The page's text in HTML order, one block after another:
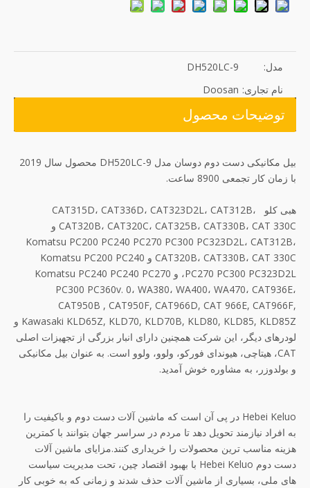
مدل:
DH520LC-9
نام تجاری: Doosan
توضیحات محصول
بیل مکانیکی دست دوم دوسان مدل DH520LC-9 محصول سال 2019
با زمان کار تجمعی 8900 ساعت.
هبی کلو CAT315D، CAT336D، CAT323D2L، CAT312B،
CAT320B، CAT320C، CAT325B، CAT330B، CAT 330C و
Komatsu PC200 PC240 PC270 PC300 PC323D2L، CAT312B،
CAT320B، CAT330B، CAT 330C و Komatsu PC200 PC240
PC270 PC300 PC323D2L، و Komatsu PC240 PC240 PC270
PC300 PC360v. 0، WA380، WA400، WA470، CAT936E،
CAT950B , CAT950F, CAT966D, CAT 966E, CAT966F,
Kawasaki KLD65Z, KLD70, KLD70B, KLD80, KLD85, KLD85Z و
لودرهای دیگر، این شرکت همچنین دارای انبار بزرگی از تجهیزات اصلی
CAT، هیتاچی، هیوندای فورکو، ولوو، ولوو است. به عنوان بیل مکانیکی
و بولدوزر، به مشاوره خوش آمدید.
Hebei Keluo در پی آن است که ماشین آلات دست دوم و باکیفیت را
به افراد نیازمند تحویل دهد تا مردم در سراسر جهان بتوانند با کمترین
هزینه مناسب ترین محصولات را خریداری کنند.مزایای ماشین آلات
دست دوم Hebei Keluo با بهبود اقتصاد چین، تحت مدیریت سیاست
های ملی، بسیاری از ماشین آلات حذف شدند و زمانی که به خوبی کار